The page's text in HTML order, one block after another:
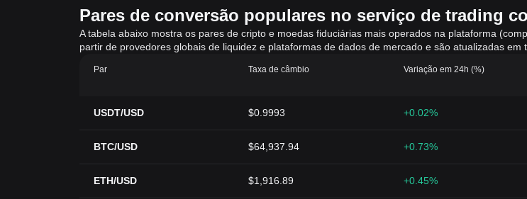
Pares de conversão populares no serviço de trading
A tabela abaixo mostra os pares de cripto e moedas fiduciárias mais operados na plataforma
partir de provedores globais de liquidez e plataformas de dados de mercado e são atualizadas em
Par Taxa de câmbio Variação em 24h (%)
USDT/USD $0.9993 +0.02%
BTC/USD $64,937.94 +0.73%
ETH/USD $1,916.89 +0.45%